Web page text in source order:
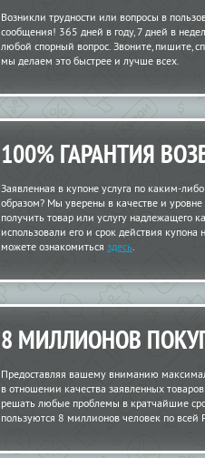
Возникли трудности или вопросы в
сообщения! 365 дней в году, 7 дней в
любой спорный вопрос. Звоните, пишите,
мы делаем это быстрее и лучше всех.
100% ГАРАНТИЯ
Заявленная в купоне услуга по каким-
образом? Мы уверены в качестве и
получить товар или услугу надлежащего
использовали его и срок действия
можете ознакомиться здесь.
8 МИЛЛИОНОВ
Предоставляя вашему вниманию
в отношении качества заявленных
решать любые проблемы в кратчайшие
пользуются 8 миллионов человек по